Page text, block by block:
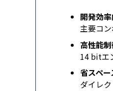
開発効
主要コ
高性能
14 bitエ
省スペ
ダイレ